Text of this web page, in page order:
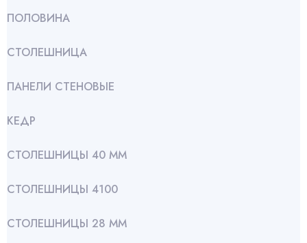
ПОЛОВИНА
СТОЛЕШНИЦА
ПАНЕЛИ СТЕНОВЫЕ
КЕДР
СТОЛЕШНИЦЫ 40 ММ
СТОЛЕШНИЦЫ 4100
СТОЛЕШНИЦЫ 28 ММ